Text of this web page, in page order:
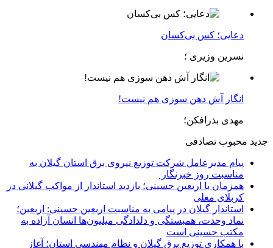
دعایی؛ کس بی‌کسان
نسرین وزیری ؛
انگار آش دهن سوزی هم نیست!
مهدی بذرافکن؛
جدید محبوب تصادفی
پیام مدیرعامل شركت توزیع نیروی برق استان گیلان به
مناسبت روز خبرنگار ‌
همزمان با اربعین حسینی؛ بازدید استاندار از مواکب گیلانی در
کربلای معلی
استاندار گیلان در پیامی به مناسبت اربعین حسینی: اربعین؛
نماد وحدت، همبستگی و دلدادگی میلیون‌ها انسان آزاده به
مکتب حسینی است
با همکاری توزیع برق گیلان و نظام مهندسی استان؛ آغاز